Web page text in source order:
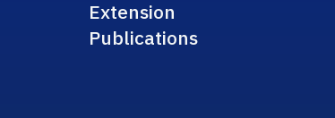
Extension
Publications